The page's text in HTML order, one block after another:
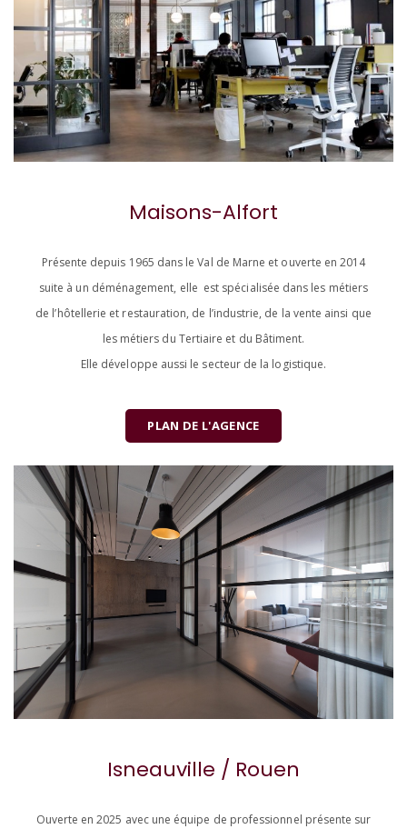
Maisons-Alfort
Présente depuis 1965 dans le Val de Marne et ouverte en 2014
suite à un déménagement, elle est spécialisée dans les métiers
de l’hôtellerie et restauration, de l’industrie, de la vente ainsi que
les métiers du Tertiaire et du Bâtiment.
Elle développe aussi le secteur de la logistique.
PLAN DE L'AGENCE
Isneauville / Rouen
Ouverte en 2025 avec une équipe de professionnel présente sur